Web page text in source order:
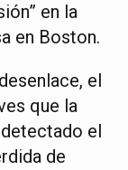
en la
en Boston.
el
que la
el
de